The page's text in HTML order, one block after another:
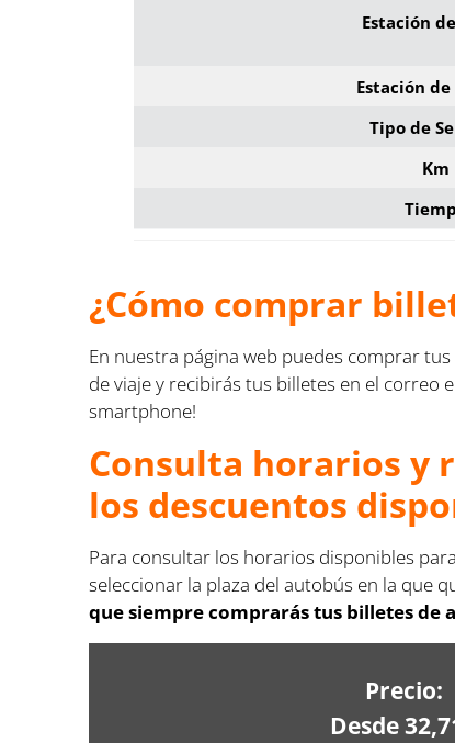
Estación
Estación
Tipo de
Km
¿Cómo comprar
En nuestra página web puedes comprar tus
de viaje y recibirás tus billetes en el correo
smartphone!
Consulta horarios y
los descuentos
Para consultar los horarios disponibles
seleccionar la plaza del autobús en la que
que siempre comprarás tus billetes de
Precio:
Desde